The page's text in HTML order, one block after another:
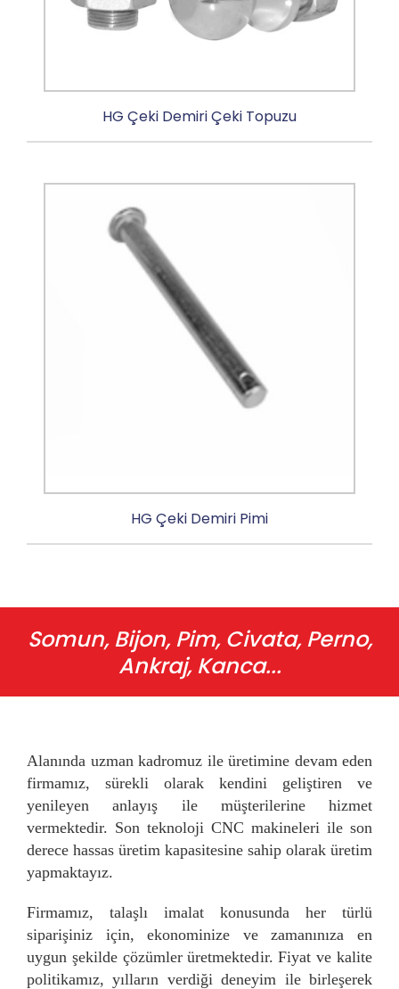
HG Çeki Demiri Çeki Topuzu
HG Çeki Demiri Pimi
Somun, Bijon, Pim, Civata, Perno,
Ankraj, Kanca...
Alanında uzman kadromuz ile üretimine devam eden
firmamız, sürekli olarak kendini geliştiren ve
yenileyen anlayış ile müşterilerine hizmet
vermektedir. Son teknoloji CNC makineleri ile son
derece hassas üretim kapasitesine sahip olarak üretim
yapmaktayız.
Firmamız, talaşlı imalat konusunda her türlü
siparişiniz için, ekonominize ve zamanınıza en
uygun şekilde çözümler üretmektedir. Fiyat ve kalite
politikamız, yılların verdiği deneyim ile birleşerek